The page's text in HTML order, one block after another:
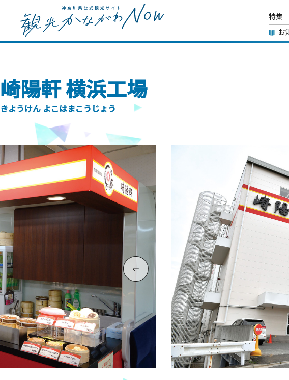
特集
お
崎陽軒 横浜工場
きようけん よこはまこうじょう